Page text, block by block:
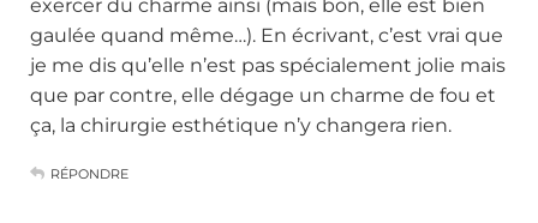
exercer du charme ainsi (mais bon, elle est bien
gaulée quand même…). En écrivant, c’est vrai que
je me dis qu’elle n’est pas spécialement jolie mais
que par contre, elle dégage un charme de fou et
ça, la chirurgie esthétique n’y changera rien.
RÉPONDRE